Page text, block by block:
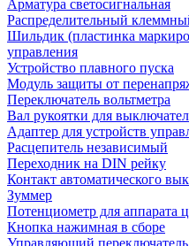
Арматура светосигнальная
Распределительный
Шильдик (пластинка
управления
Устройство плавного пуска
Модуль защиты от
Переключатель вольтметра
Вал рукоятки для
Адаптер для устройств
Расцепитель независимый
Переходник на DIN рейку
Контакт автоматического
Зуммер
Потенциометр для аппарата
Кнопка нажимная в сборе
Управляющий переключатель